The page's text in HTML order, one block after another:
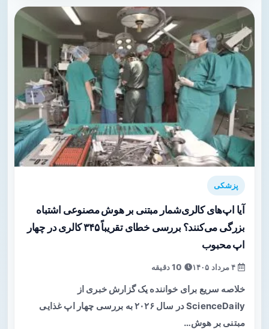
پزشکی
آیا اپ‌های کالری‌شمار مبتنی بر هوش مصنوعی اشتباه
بزرگی می‌کنند؟ بررسی خطای تقریباً ۳۴۵ کالری در چهار
اپ محبوب
خلاصه سریع برای خواننده یک گزارش خبری از
ScienceDaily در سال ۲۰۲۶ به بررسی چهار اپ غذایی
مبتنی بر هوش…